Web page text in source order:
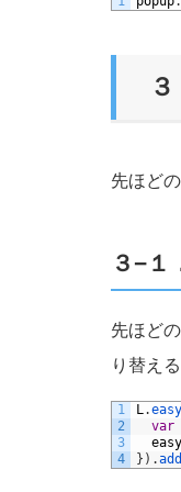
先ほど
３−１
先ほど
り替え
1
2
3
4
L .
var
} ) .